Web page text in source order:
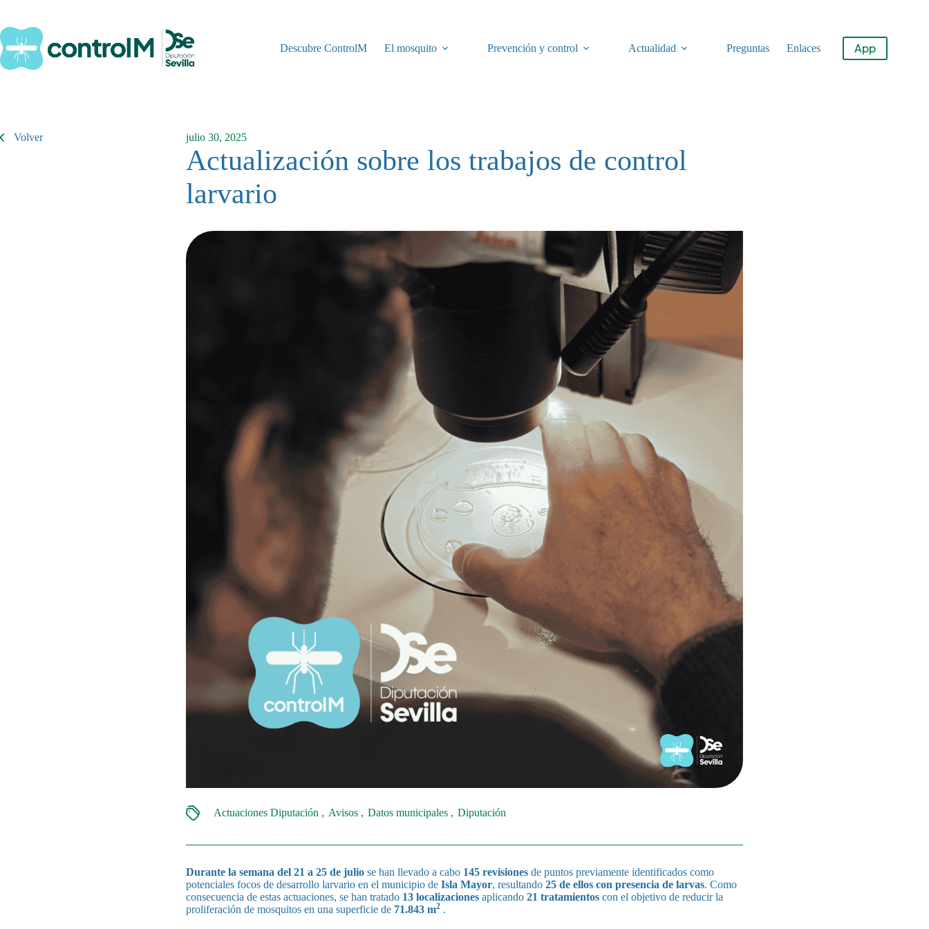
contenido
Descubre ControlM
El mosquito Prevención y control Actualidad Preguntas Enlaces App
Volver julio 30, 2025
Actualización sobre los trabajos de control
larvario
Actuaciones Diputación Avisos Datos municipales Diputación
Durante la semana del 21 a 25 de juliose han llevado a cabo 145 revisionesde puntos previamente identificados como
potenciales focos de desarrollo larvario en el municipio de Isla Mayor, resultando 25 de ellos con presencia de larvas. Como
consecuencia de estas actuaciones, se han tratado 13 localizacionesaplicando 21 tratamientoscon el objetivo de reducir la
proliferación de mosquitos en una superficie de 71.843 m2.